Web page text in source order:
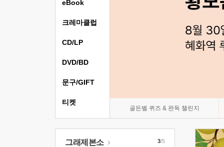
골든벨 퀴즈 & 완독 챌린지
eBook
크레마클럽
CD/LP
DVD/BD
문구/GIFT
티켓
그래제본소 3/5